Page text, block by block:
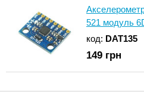
521 модуль
код: DAT135
149 грн